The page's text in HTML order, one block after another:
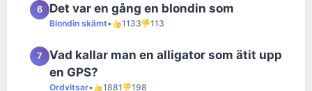
6 Det var en gång en blondin som
Blondin skämt• 1133 113
7
Vad kallar man en alligator som ätit upp
en GPS?
Ordvitsar• 1881 198